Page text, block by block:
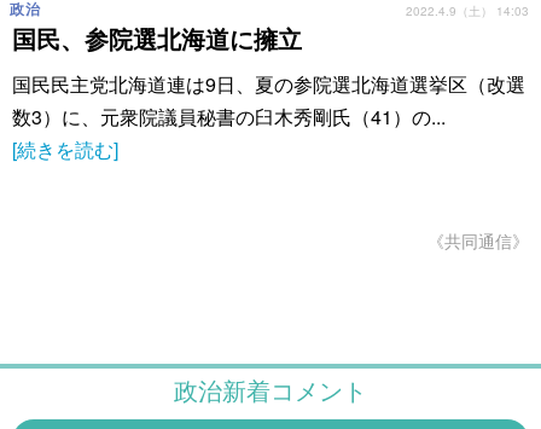
国民、参院選北海道に擁立
政治 2022.4.9（土） 14:03
国民民主党北海道連は9日、夏の参院選北海道選挙区（改選
数3）に、元衆院議員秘書の臼木秀剛氏（41）の...
[続きを読む]
《共同通信》